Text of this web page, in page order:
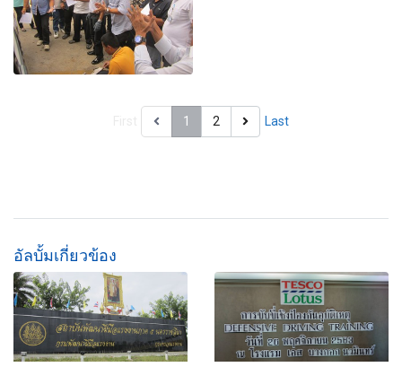
1 2 Last
อัลบั้มเกี่ยวข้อง